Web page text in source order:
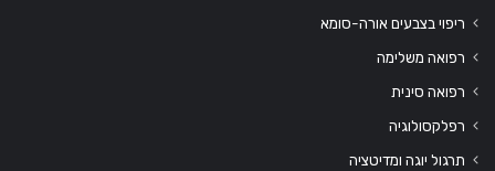
ריפוי בצבעים אורה-סומא
רפואה משלימה
רפואה סינית
רפלקסולוגיה
תרגול יוגה ומדיטציה